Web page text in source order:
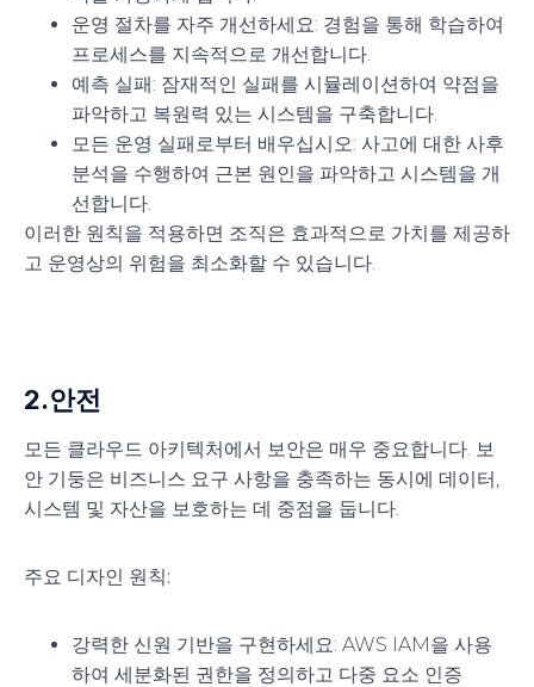
운영 절차를 자주 개선하세요: 경험을 통해 학습하여
프로세스를 지속적으로 개선합니다.
예측 실패: 잠재적인 실패를 시뮬레이션하여 약점을
파악하고 복원력 있는 시스템을 구축합니다.
모든 운영 실패로부터 배우십시오: 사고에 대한 사후
분석을 수행하여 근본 원인을 파악하고 시스템을 개
선합니다.
이러한 원칙을 적용하면 조직은 효과적으로 가치를 제공하
고 운영상의 위험을 최소화할 수 있습니다.
2.안전
모든 클라우드 아키텍처에서 보안은 매우 중요합니다. 보
안 기둥은 비즈니스 요구 사항을 충족하는 동시에 데이터,
시스템 및 자산을 보호하는 데 중점을 둡니다.
주요 디자인 원칙:
강력한 신원 기반을 구현하세요: AWS IAM을 사용
하여 세분화된 권한을 정의하고 다중 요소 인증